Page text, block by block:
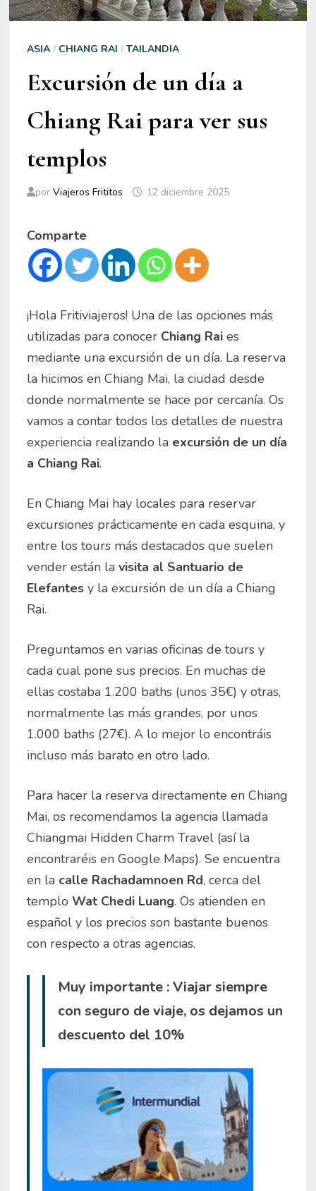
ASIA/ CHIANG RAI / TAILANDIA
Excursión de un día a
Chiang Rai para ver sus
templos
por Viajeros Frititos 12 diciembre 2025
Comparte
¡Hola Fritiviajeros! Una de las opciones más
utilizadas para conocer Chiang Raies
mediante una excursión de un día. La reserva
la hicimos en Chiang Mai, la ciudad desde
donde normalmente se hace por cercanía. Os
vamos a contar todos los detalles de nuestra
experiencia realizando la excursión de un día
a Chiang Rai.
En Chiang Mai hay locales para reservar
excursiones prácticamente en cada esquina, y
entre los tours más destacados que suelen
vender están la visita al Santuario de
Elefantesy la excursión de un día a Chiang
Rai.
Preguntamos en varias oficinas de tours y
cada cual pone sus precios. En muchas de
ellas costaba 1.200 baths (unos 35€) y otras,
normalmente las más grandes, por unos
1.000 baths (27€). A lo mejor lo encontráis
incluso más barato en otro lado.
Para hacer la reserva directamente en Chiang
Mai, os recomendamos la agencia llamada
Chiangmai Hidden Charm Travel (así la
encontraréis en Google Maps). Se encuentra
en la calle Rachadamnoen Rd, cerca del
templo Wat Chedi Luang. Os atienden en
español y los precios son bastante buenos
con respecto a otras agencias.
Muy importante : Viajar siempre
con seguro de viaje, os dejamos un
descuento del 10%